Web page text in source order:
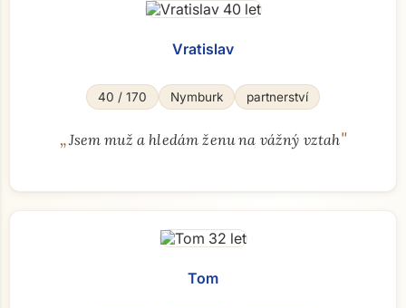
Vratislav
40 / 170 Nymburk partnerství
„Jsem muž a hledám ženu na vážný vztah"
Tom